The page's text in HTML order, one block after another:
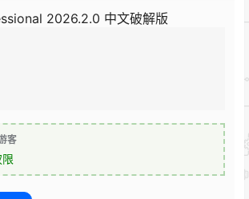
2026.2.0 中文破解版
客